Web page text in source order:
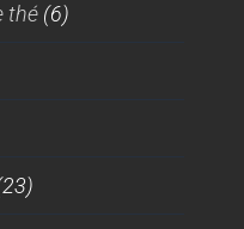
thé (6)